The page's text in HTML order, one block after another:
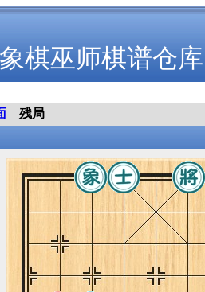
象棋巫师棋谱仓库
残局